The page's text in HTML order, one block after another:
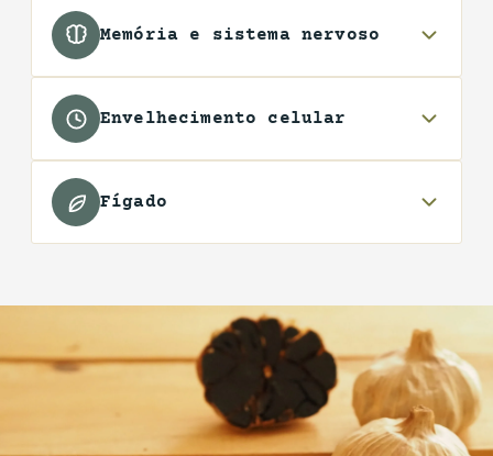
Memória e sistema nervoso
Envelhecimento celular
Fígado